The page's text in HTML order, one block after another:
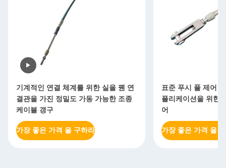
기계적인 연결 체계를 위한 실을 꿴 연
결관을 가진 정밀도 가동 가능한 조종
케이블 갱구
가장 좋은 가격 을 구하라
표준 푸시 풀 제어
플리케이션을 위한
어
가장 좋은 가격 을